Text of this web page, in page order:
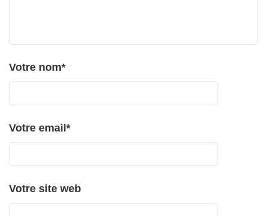
Votre nom*
Votre email*
Votre site web